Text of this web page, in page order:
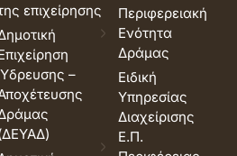
επιχείρησης
–
Περιφερειακή
Ενότητα
Δράμας
Ειδική
Υπηρεσίας
Διαχείρισης
Ε.Π.